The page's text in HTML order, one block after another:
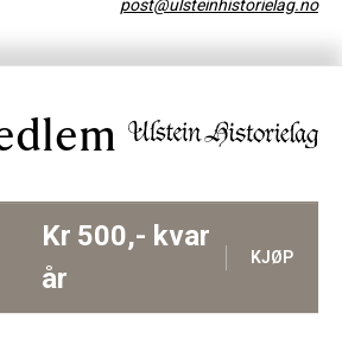
post@ulsteinhistorielag.no
Kr 500,- kvar
år
KJØP